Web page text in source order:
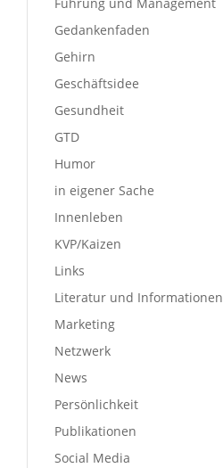
Gedankenfaden
Gehirn
Geschäftsidee
Gesundheit
GTD
Humor
in eigener Sache
Innenleben
KVP/Kaizen
Links
Literatur und Informationen
Marketing
Netzwerk
News
Persönlichkeit
Publikationen
Social Media